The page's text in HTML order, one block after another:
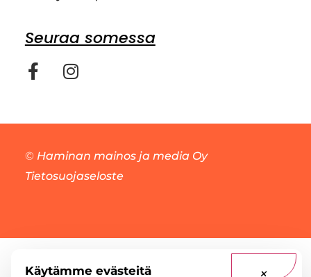
Seuraa somessa
© Haminan mainos ja media Oy
Tietosuojaseloste
Käytämme evästeitä